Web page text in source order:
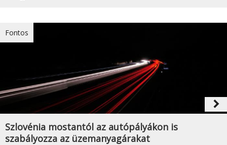
Fontos
navigate_next
Szlovénia mostantól az autópályákon is
szabályozza az üzemanyagárakat